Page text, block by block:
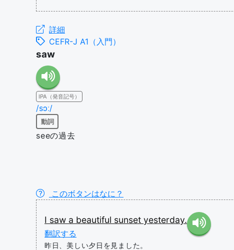
詳細
CEFR-J A1（入門）
saw
IPA（発音記号）
/sɔː/
動詞
seeの過去
このボタンはなに？
I saw a beautiful sunset yesterday.
翻訳する
昨日、美しい夕日を見ました。